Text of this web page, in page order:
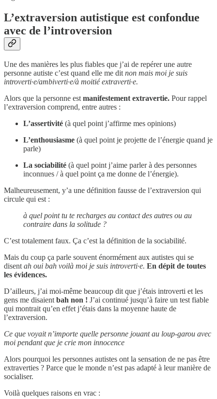
L’extraversion autistique est confondue
avec de l’introversion
Une des manières les plus fiables que j’ai de repérer une autre
personne autiste c’est quand elle me dit non mais moi je suis
introverti·e/ambiverti·e/à moitié extraverti·e.
Alors que la personne est manifestement extravertie. Pour rappel
l’extraversion comprend, entre autres :
L’assertivité (à quel point j’affirme mes opinions)
L’enthousiasme (à quel point je projette de l’énergie quand je
parle)
La sociabilité (à quel point j’aime parler à des personnes
inconnues / à quel point ça me donne de l’énergie).
Malheureusement, y’a une définition fausse de l’extraversion qui
circule qui est :
à quel point tu te recharges au contact des autres ou au
contraire dans la solitude ?
C’est totalement faux. Ça c’est la définition de la sociabilité.
Mais du coup ça parle souvent énormément aux autistes qui se
disent ah oui bah voilà moi je suis introverti·e. En dépit de toutes
les évidences.
D’ailleurs, j’ai moi-même beaucoup dit que j’étais introverti et les
gens me disaient bah non ! J’ai continué jusqu’à faire un test fiable
qui montrait qu’en effet j’étais dans la moyenne haute de
l’extraversion.
Ce que voyait n’importe quelle personne jouant au loup-garou avec
moi pendant que je crie mon innocence
Alors pourquoi les personnes autistes ont la sensation de ne pas être
extraverties ? Parce que le monde n’est pas adapté à leur manière de
socialiser.
Voilà quelques raisons en vrac :